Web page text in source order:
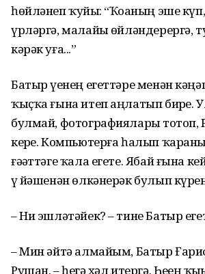
һөйләнеп ҡуйҙы: “Ҡоҙаның эше
үрләргә, малайҙы өйләндерергә,
кәрәк уға...”
Батыр үҙенең егеттәре менән
ҡыҫҡа ғына итеп аңлатып бирҙе.
булмай, фотографияларҙы
керҙе. Компьютерға һалып
ғәҙәттәге ҡала егете. Ябай ғына
үҙ йәшенән өлкәнерәк булып
– Ни эшләтәйек? – тине Батыр
– Мин әйтә алмайым, Батыр
Рушан, – һеҙгә хәл итергә. Һеҙҙең